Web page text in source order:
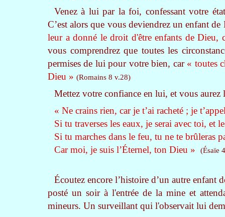
Venez à lui par la foi, confessant votre
C’est alors que vous deviendrez un enfant
leur a donné le droit d'être enfants de Dieu,
vous comprendrez que toutes les
permises de lui pour votre bien, car « toutes
Dieu » (Romains 8 v.28)
Mettez votre confiance en lui, et vous
« Ne crains rien, car je t’ai racheté ; je
Si tu traverses les eaux, je serai avec toi, et
Si tu marches dans le feu, tu ne te brûleras
Car moi, je suis l’Éternel, ton Dieu »
(Ésaïe
Écoutez encore l’histoire d’un autre enfant
posté un soir à l'entrée de la mine et
mineurs. Un surveillant qui l'observait lui